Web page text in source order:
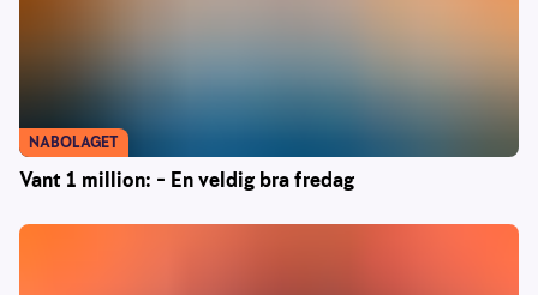
Vant 1 million: – En veldig bra fredag
NABOLAGET